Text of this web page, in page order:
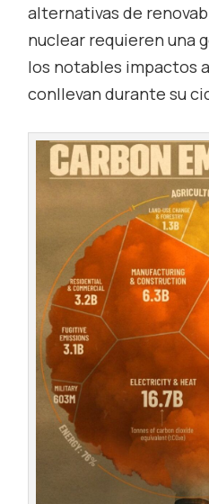
alternativas de
nuclear requieren una
los notables impactos
conllevan durante su